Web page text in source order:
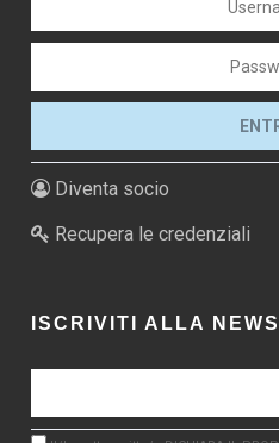
Diventa socio
Recupera le credenziali
ISCRIVITI ALLA